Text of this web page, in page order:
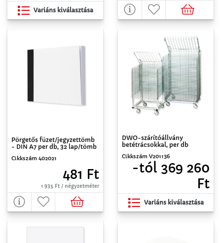
Variáns kiválasztása
Pörgetős füzet/jegyzettömb
- DIN A7 per db, 32 lap/tömb
Cikkszám 402021
481 Ft
1 935 Ft / négyzetméter
DWO-szárítóállvány
betétrácsokkal, per db
Cikkszám V201136
-tól 369 260
Ft
Variáns kiválasztása